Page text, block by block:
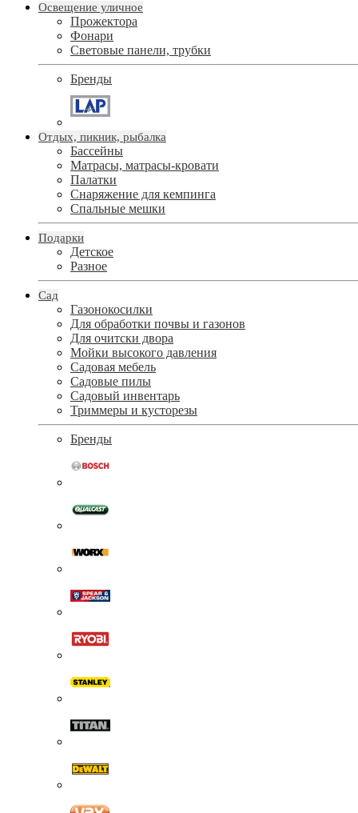
Освещение уличное
Прожектора
Фонари
Световые панели, трубки
Бренды
Отдых, пикник, рыбалка
Бассейны
Матрасы, матрасы-кровати
Палатки
Снаряжение для кемпинга
Спальные мешки
Подарки
Детское
Разное
Сад
Газонокосилки
Для обработки почвы и газонов
Для очитски двора
Мойки высокого давления
Садовая мебель
Садовые пилы
Садовый инвентарь
Триммеры и кусторезы
Бренды